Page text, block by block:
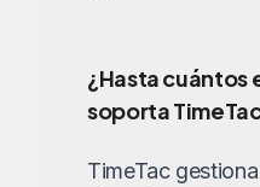
¿Hasta cuántos
soporta
TimeTac